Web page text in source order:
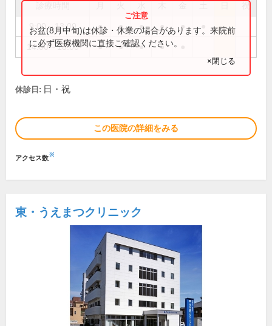
祝
9:00～13:00 ● ● ● ● ●
14:00～18:00 ● ● ● ●
お盆(8月中旬)は休診・休業の場合があります。来院前
に必ず医療機関に直接ご確認ください。
×閉じる
休診日: 日・祝
この医院の詳細をみる
アクセス数※
東・うえまつクリニック